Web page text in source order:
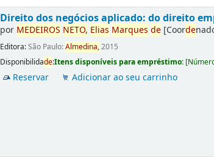
Direito dos negócios aplicado: do direito
por MEDEIROS NETO, Elias Marques de [Coorde
Editora:São Paulo:Almedina,2015
Disponibilidade:Itens disponíveis para empréstimo: [
Reservar Adicionar ao seu carrinho